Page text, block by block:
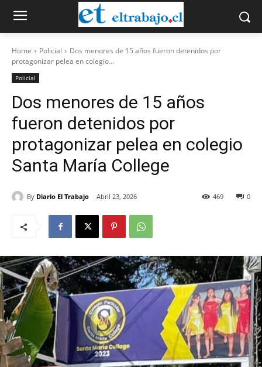
Home Policial
Dos menores de 15 años fueron detenidos por
protagonizar pelea en colegio...
Policial
Dos menores de 15 años
fueron detenidos por
protagonizar pelea en colegio
Santa María College
By Diario El Trabajo Abril 23, 2026 0
469